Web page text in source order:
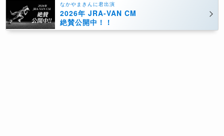
なかやまきんに君出演
2026年 JRA-VAN CM
絶賛公開中！！